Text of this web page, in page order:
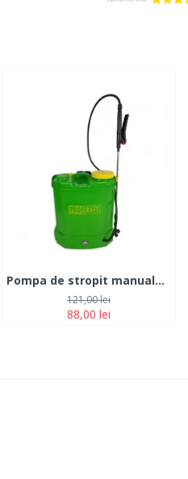
Pompa de stropit manuala, PROCRAFT SM-16L
88,00 lei
121,00 lei